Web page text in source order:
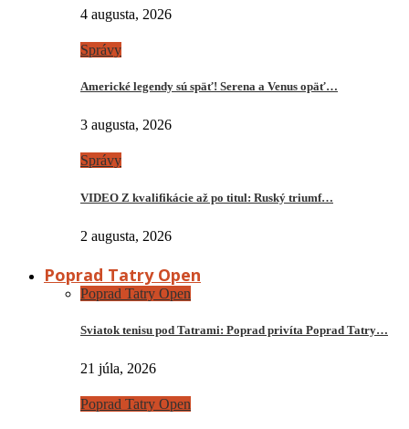
4 augusta, 2026
Správy
Americké legendy sú späť! Serena a Venus opäť…
3 augusta, 2026
Správy
VIDEO Z kvalifikácie až po titul: Ruský triumf…
2 augusta, 2026
Poprad Tatry Open
Poprad Tatry Open
Sviatok tenisu pod Tatrami: Poprad privíta Poprad Tatry…
21 júla, 2026
Poprad Tatry Open